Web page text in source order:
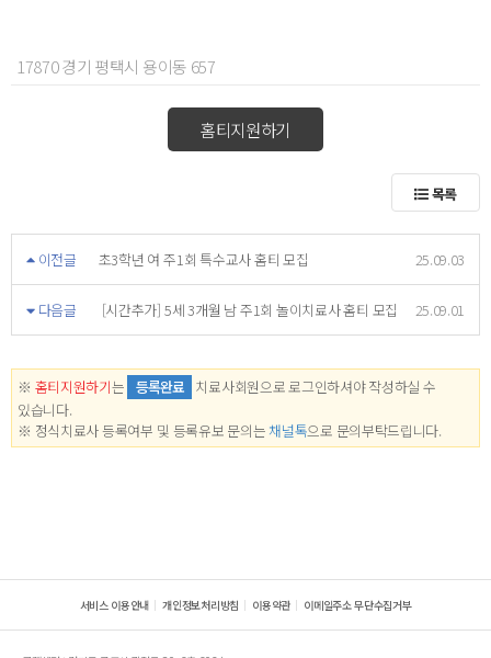
17870 경기 평택시 용이동 657
홈티지원하기
목록
이전글 초3학년 여 주1회 특수교사 홈티 모집 25.09.03
다음글 [시간추가] 5세 3개월 남 주1회 놀이치료사 홈티 모집 25.09.01
※ 홈티지원하기는 등록완료 치료사회원으로 로그인하셔야 작성하실 수
있습니다.
※ 정식치료사 등록여부 및 등록유보 문의는 채널톡으로 문의부탁드립니다.
서비스 이용안내 개인정보처리방침 이용약관 이메일주소 무단수집거부